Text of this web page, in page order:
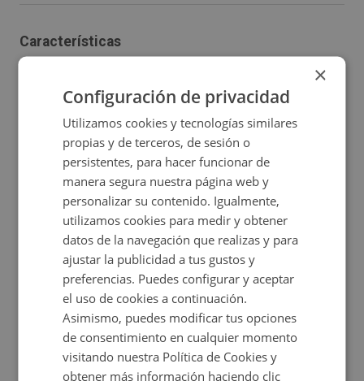
Características
Certificado energético
Ubicación
Ampliar mapa
Ver en mapa
Certificado energético
Calificación de eficiencia energética
en trámite.
×
Configuración de privacidad
Utilizamos cookies y tecnologías similares
propias y de terceros, de sesión o
persistentes, para hacer funcionar de
manera segura nuestra página web y
personalizar su contenido. Igualmente,
utilizamos cookies para medir y obtener
datos de la navegación que realizas y para
ajustar la publicidad a tus gustos y
preferencias. Puedes configurar y aceptar
el uso de cookies a continuación.
Asimismo, puedes modificar tus opciones
de consentimiento en cualquier momento
visitando nuestra Política de Cookies y
obtener más información haciendo clic